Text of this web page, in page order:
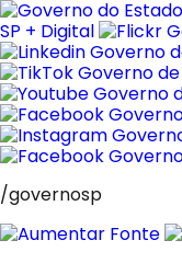
Pular
para
o
conteúdo
SP + Digital
/governosp